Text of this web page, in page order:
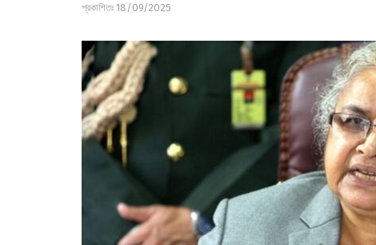
প্রকাশিতঃ 18/09/2025